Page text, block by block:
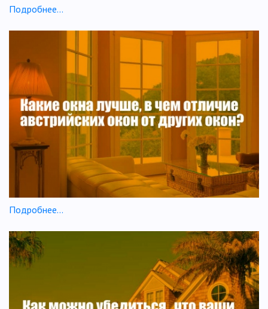
Подробнее...
Подробнее...